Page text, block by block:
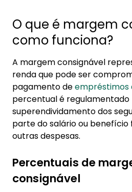
O que é margem
como funciona?
A margem consignável
renda que pode ser
pagamento deempréstimos
percentual é
superendividamento dos
parte do salário ou benefício
outras despesas.
Percentuais de
consignável